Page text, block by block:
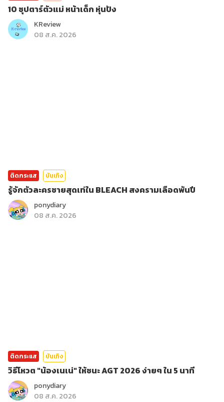
10 ซุปตาร์ตัวแม่ หน้าเด็ก หุ่นปัง
KReview
08 ส.ค. 2026
ติดกระแส บันเทิง
รู้จักตัวละครชายสุดเท่ใน BLEACH สงครามเลือดพันปี
ponydiary
08 ส.ค. 2026
ติดกระแส บันเทิง
วิธีโหวต "น้องเนเน่" ให้ชนะ AGT 2026 ง่ายๆ ใน 5 นาที
ponydiary
08 ส.ค. 2026